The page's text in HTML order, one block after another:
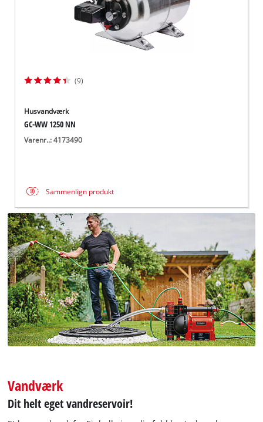
(9)
Husvandværk
GC-WW 1250 NN
Varenr..: 4173490
Sammenlign produkt
Vandværk
Dit helt eget vandreservoir!